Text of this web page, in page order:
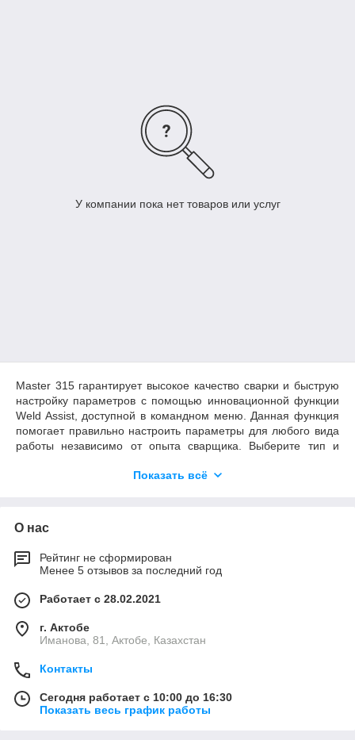
У компании пока нет товаров или услуг
Master 315 гарантирует высокое качество сварки и быструю
настройку параметров с помощью инновационной функции
Weld Assist, доступной в командном меню. Данная функция
помогает правильно настроить параметры для любого вида
работы независимо от опыта сварщика. Выберите тип и
чего Weld Assist задаст необходимые настройки.
Показать всё
О нас
Рейтинг не сформирован
Менее 5 отзывов за последний год
Работает с 28.02.2021
г. Актобе
Иманова, 81, Актобе, Казахстан
Контакты
Сегодня работает с 10:00 до 16:30
Показать весь график работы